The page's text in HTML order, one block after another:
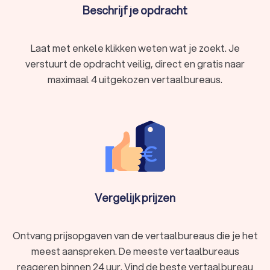
door instanties.
marketingvertalingen, een professioneel vertaalbureau
in Nieuw-Vennep beschikt over specialisten die
vakjargon en terminologie correct gebruiken.
Soorten vertaalbureaus in Nieuw-Vennep en
Er zijn verschillende soorten vertaalbureaus in Nieuw-Vennep,
Beëdigd vertaalbureau:
Gespecialiseerd in
rechtsgeldige vertalingen voor officiële documenten.
Technisch vertaalbureau:Voor technische
Beschrijf je opdracht
Laat met enkele klikken weten wat je zoekt. Je
verstuurt de opdracht veilig, direct en gratis naar
maximaal 4 uitgekozen vertaalbureaus.
Vergelijk prijzen
Ontvang prijsopgaven van de vertaalbureaus die je het
meest aanspreken. De meeste vertaalbureaus
reageren binnen 24 uur. Vind de beste vertaalbureau